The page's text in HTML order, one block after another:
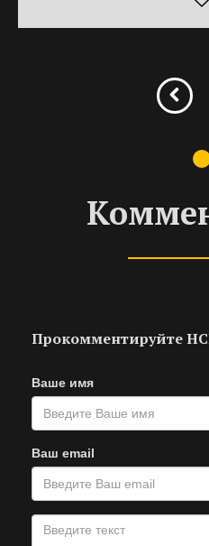
Прокомментируйте
Ваше имя
Ваш email